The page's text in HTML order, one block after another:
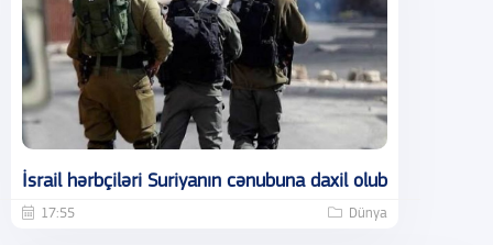
İsrail hərbçiləri Suriyanın cənubuna daxil olub
17:55 Dünya